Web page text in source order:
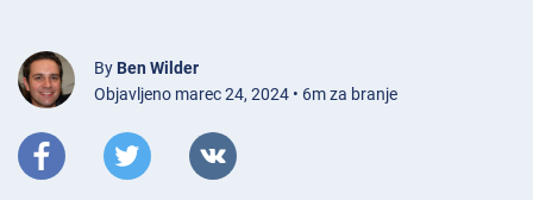
By Ben Wilder
Objavljeno marec 24, 2024 • 6m za branje